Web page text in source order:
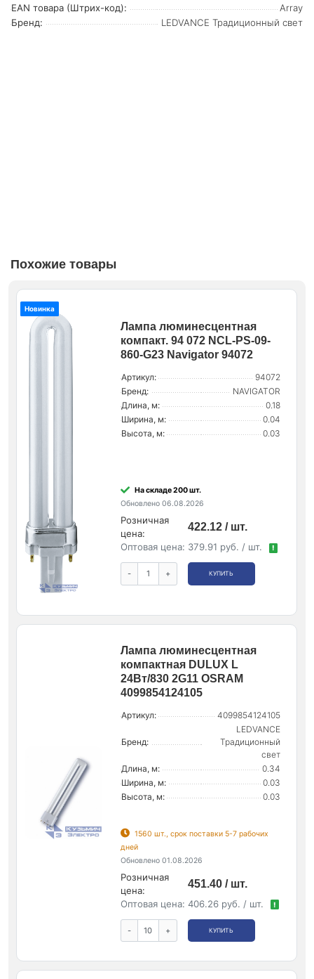
EAN товара (Штрих-код):
Array
Бренд:
LEDVANCE Традиционный свет
Похожие товары
Новинка
Лампа люминесцентная
компакт. 94 072 NCL-PS-09-
860-G23 Navigator 94072
Артикул:
94072
Бренд:
NAVIGATOR
Длина, м:
0.18
Ширина, м:
0.04
Высота, м:
0.03
На складе 200 шт.
Обновлено 06.08.2026
Розничная
цена:
422.12 / шт.
Оптовая цена: 379.91 руб. / шт. !
- + КУПИТЬ
Лампа люминесцентная
компактная DULUX L
24Вт/830 2G11 OSRAM
4099854124105
Артикул: 4099854124105
Бренд:
LEDVANCE
Традиционный
свет
Длина, м:
0.34
Ширина, м:
0.03
Высота, м:
0.03
1560 шт., срок поставки 5-7 рабочих
дней
Обновлено 01.08.2026
Розничная
цена:
451.40 / шт.
Оптовая цена: 406.26 руб. / шт. !
- + КУПИТЬ